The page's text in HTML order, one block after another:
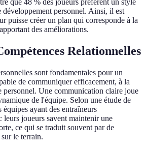
que 48 % des joueurs préfèrent un style
développement personnel. Ainsi, il est
puisse créer un plan qui corresponde à la
des améliorations.
Relationnelles
sont fondamentales pour un
de communiquer efficacement, à la
personnel. Une communication claire joue
de l'équipe. Selon une étude de
équipes ayant des entraîneurs
leurs joueurs savent maintenir une
ce qui se traduit souvent par de
le terrain.